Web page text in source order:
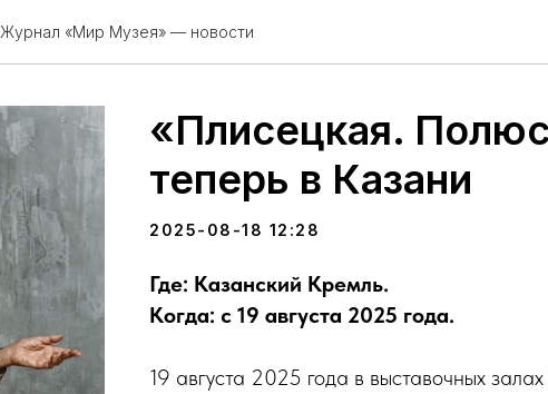
Журнал «Мир Музея» — новости
«Плисецкая.
теперь в Казани
2025-08-18 12:28
Где: Казанский Кремль.
Когда: с 19 августа 2025 года.
19 августа 2025 года в выставочных